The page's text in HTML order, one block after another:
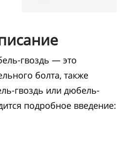
гвоздь — это
болта, также
гвоздь или дюбель-
подробное введение: